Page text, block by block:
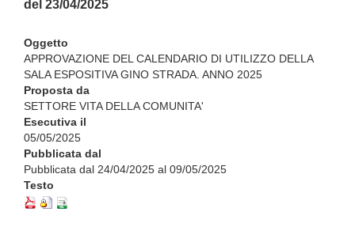
del 23/04/2025
Oggetto
APPROVAZIONE DEL CALENDARIO DI UTILIZZO DELLA
SALA ESPOSITIVA GINO STRADA. ANNO 2025
Proposta da
SETTORE VITA DELLA COMUNITA'
Esecutiva il
05/05/2025
Pubblicata dal
Pubblicata dal 24/04/2025 al 09/05/2025
Testo